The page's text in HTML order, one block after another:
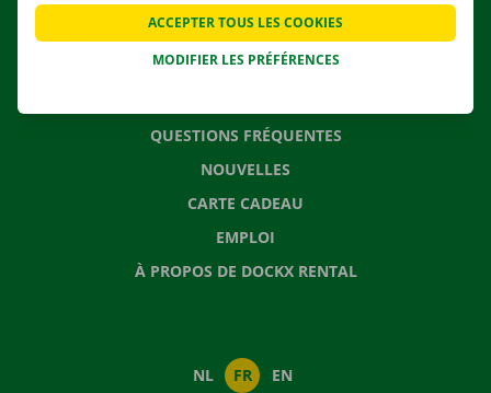
QUESTIONS FRÉQUENTES
NOUVELLES
CARTE CADEAU
EMPLOI
À PROPOS DE DOCKX RENTAL
NL FR EN
MODIFIER LES PRÉFÉRENCES
ACCEPTER TOUS LES COOKIES